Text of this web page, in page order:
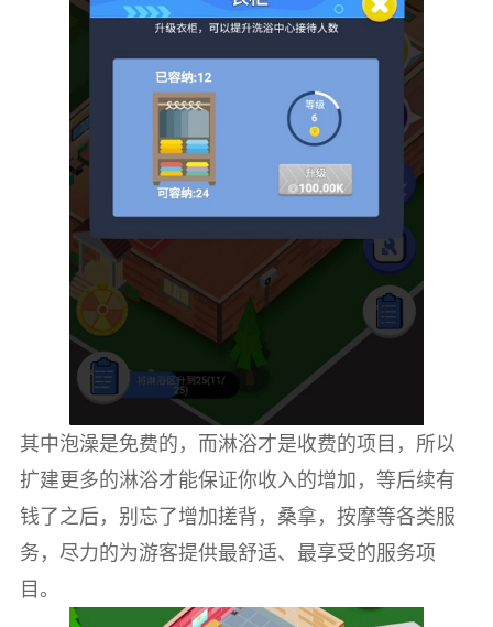
其中泡澡是免费的，而淋浴才是收费的项目，所以
扩建更多的淋浴才能保证你收入的增加，等后续有
钱了之后，别忘了增加搓背，桑拿，按摩等各类服
务，尽力的为游客提供最舒适、最享受的服务项
目。